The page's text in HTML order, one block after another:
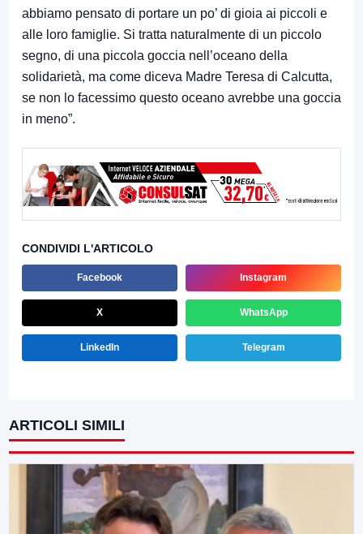
abbiamo pensato di portare un po’ di gioia ai piccoli e
alle loro famiglie. Si tratta naturalmente di un piccolo
segno, di una piccola goccia nell’oceano della
solidarietà, ma come diceva Madre Teresa di Calcutta,
se non lo facessimo questo oceano avrebbe una goccia
in meno”.
CONDIVIDI L'ARTICOLO
Facebook Instagram
X WhatsApp
LinkedIn Telegram
ARTICOLI SIMILI